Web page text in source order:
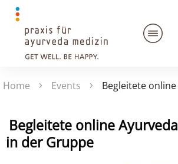
Home Events
Begleitete online
in der Gruppe